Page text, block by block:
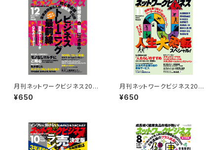
月刊ネットワークビジネス2022
年12月号
¥650
月刊ネットワークビジネス2022
年11月号
¥650